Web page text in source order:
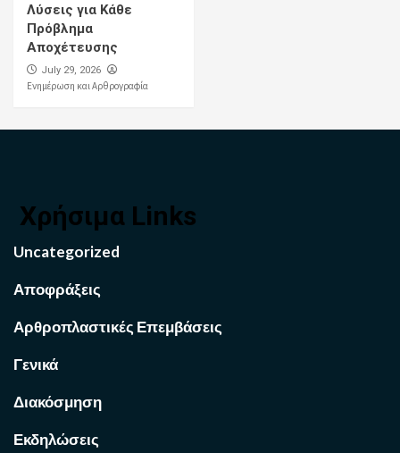
Λύσεις για Κάθε
Πρόβλημα
Αποχέτευσης
July 29, 2026
Ενημέρωση και Αρθρογραφία
Χρήσιμα Links
Uncategorized
Αποφράξεις
Αρθροπλαστικές Επεμβάσεις
Γενικά
Διακόσμηση
Εκδηλώσεις